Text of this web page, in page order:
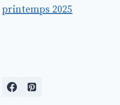
printemps 2025